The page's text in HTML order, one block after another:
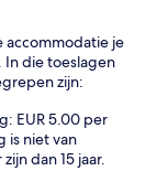
accommodatie je
die toeslagen
zijn:
EUR 5.00 per
is niet van
dan 15 jaar.